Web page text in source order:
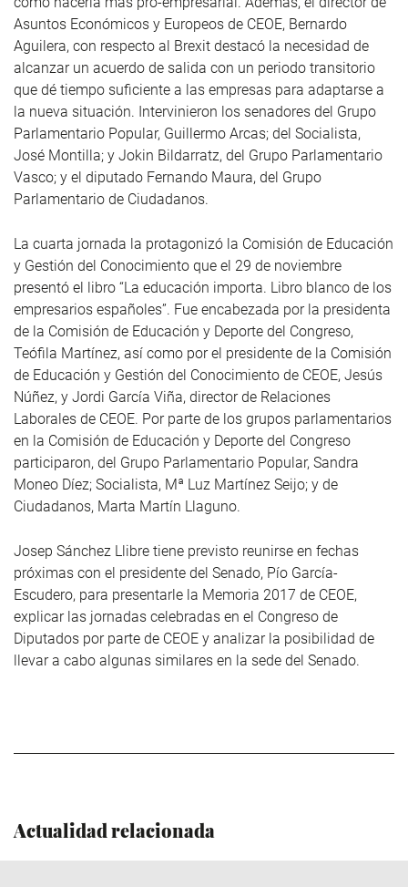
Asuntos Económicos y Europeos de CEOE, Bernardo
Aguilera, con respecto al Brexit destacó la necesidad de
alcanzar un acuerdo de salida con un periodo transitorio
que dé tiempo suficiente a las empresas para adaptarse a
la nueva situación. Intervinieron los senadores del Grupo
Parlamentario Popular, Guillermo Arcas; del Socialista,
José Montilla; y Jokin Bildarratz, del Grupo Parlamentario
Vasco; y el diputado Fernando Maura, del Grupo
Parlamentario de Ciudadanos.
La cuarta jornada la protagonizó la Comisión de Educación
y Gestión del Conocimiento que el 29 de noviembre
presentó el libro “La educación importa. Libro blanco de los
empresarios españoles”. Fue encabezada por la presidenta
de la Comisión de Educación y Deporte del Congreso,
Teófila Martínez, así como por el presidente de la Comisión
de Educación y Gestión del Conocimiento de CEOE, Jesús
Núñez, y Jordi García Viña, director de Relaciones
Laborales de CEOE. Por parte de los grupos parlamentarios
en la Comisión de Educación y Deporte del Congreso
participaron, del Grupo Parlamentario Popular, Sandra
Moneo Díez; Socialista, Mª Luz Martínez Seijo; y de
Ciudadanos, Marta Martín Llaguno.
Josep Sánchez Llibre tiene previsto reunirse en fechas
próximas con el presidente del Senado, Pío García-
Escudero, para presentarle la Memoria 2017 de CEOE,
explicar las jornadas celebradas en el Congreso de
Diputados por parte de CEOE y analizar la posibilidad de
llevar a cabo algunas similares en la sede del Senado.
Actualidad relacionada